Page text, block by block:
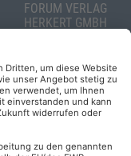
FORUM VERLAG
HERKERT GMBH
86504 Merching
Telefon: +49
(0)8233 381-123
Telefax: +49
E-Mail: